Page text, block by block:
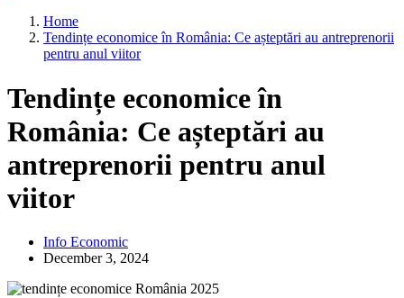
Home
Tendințe economice în România: Ce așteptări au antreprenorii
pentru anul viitor
Tendințe economice în
România: Ce așteptări au
antreprenorii pentru anul
viitor
Info Economic
December 3, 2024